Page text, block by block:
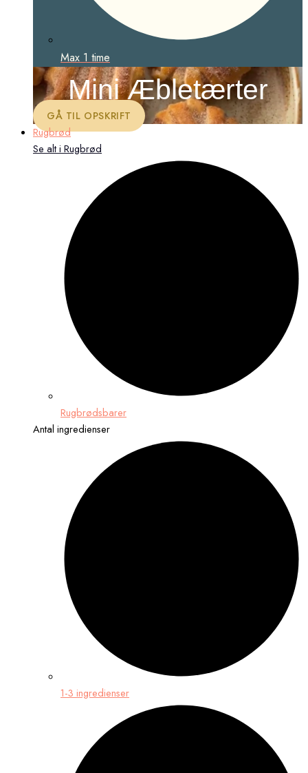
Max 1 time
Mini Æbletærter
GÅ TIL OPSKRIFT
Rugbrød
Se alt i Rugbrød
Rugbrødsbarer
Antal ingredienser
1-3 ingredienser